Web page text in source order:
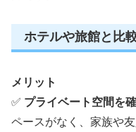
ホテルや旅館と比
メリット
✅ プライベート空間を
ペースがなく、家族や